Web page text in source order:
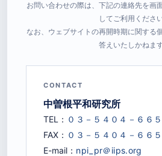
お問い合わせの際は、下記の連絡先を画
してご利用ください
なお、ウェブサイトの再開時期に関する
答えいたしかねます
CONTACT
中曽根平和研究所
TEL：
FAX：
E-mail：